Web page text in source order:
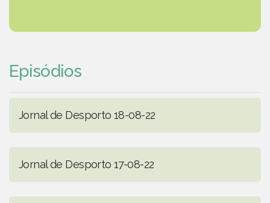
Episódios
Jornal de Desporto 18-08-22
Jornal de Desporto 17-08-22